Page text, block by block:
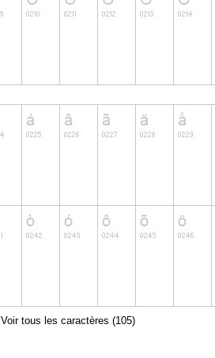
Voir tous les caractères (105)